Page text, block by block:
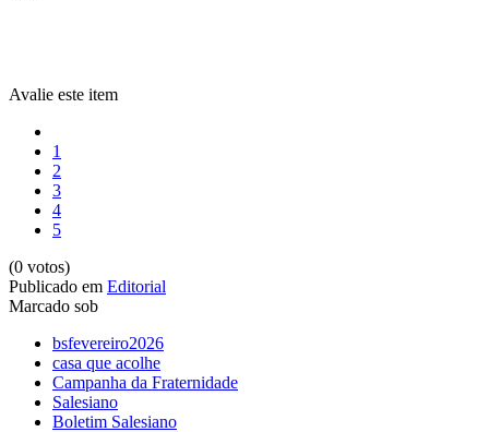
Avalie este item
1
2
3
4
5
(0 votos)
Publicado em Editorial
Marcado sob
bsfevereiro2026
casa que acolhe
Campanha da Fraternidade
Salesiano
Boletim Salesiano